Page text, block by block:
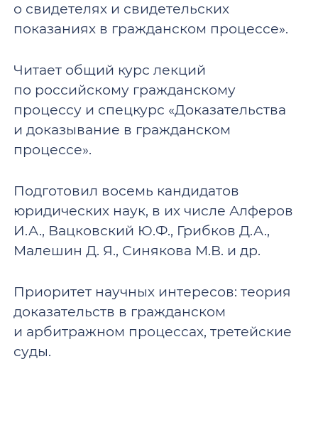
о свидетелях и свидетельских
показаниях в гражданском процессе».
Читает общий курс лекций
по российскому гражданскому
процессу и спецкурс «Доказательства
и доказывание в гражданском
процессе».
Подготовил восемь кандидатов
юридических наук, в их числе Алферов
И.А., Вацковский Ю.Ф., Грибков Д.А.,
Малешин Д. Я., Синякова М.В. и др.
Приоритет научных интересов: теория
доказательств в гражданском
и арбитражном процессах, третейские
суды.